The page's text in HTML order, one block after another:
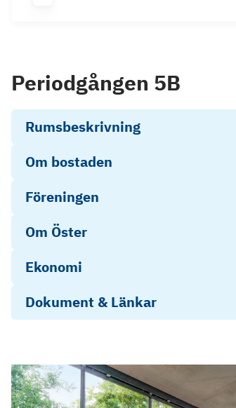
Periodgången 5B
Rumsbeskrivning
Om bostaden
Föreningen
Om Öster
Ekonomi
Dokument & Länkar
2024-06-24 Stadgar